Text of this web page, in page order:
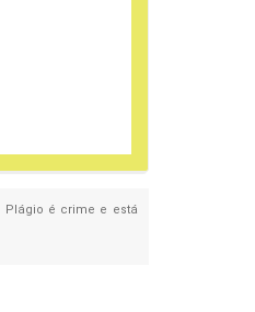
Plágio é crime e está